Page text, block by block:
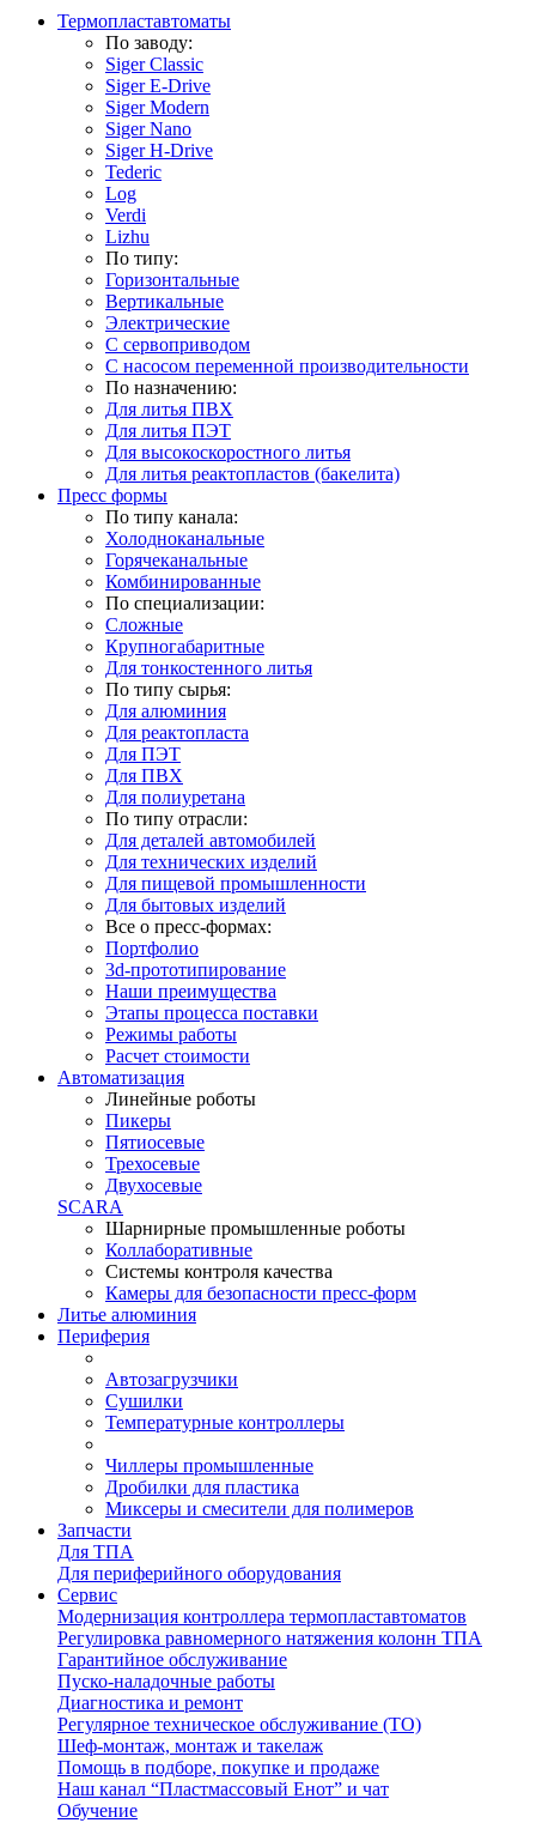
Термопластавтоматы
По заводу:
Siger Classic
Siger E-Drive
Siger Modern
Siger Nano
Siger H-Drive
Tederic
Log
Verdi
Lizhu
По типу:
Горизонтальные
Вертикальные
Электрические
С сервоприводом
С насосом переменной производительности
По назначению:
Для литья ПВХ
Для литья ПЭТ
Для высокоскоростного литья
Для литья реактопластов (бакелита)
Пресс формы
По типу канала:
Холодноканальные
Горячеканальные
Комбинированные
По специализации:
Сложные
Крупногабаритные
Для тонкостенного литья
По типу сырья:
Для алюминия
Для реактопласта
Для ПЭТ
Для ПВХ
Для полиуретана
По типу отрасли:
Для деталей автомобилей
Для технических изделий
Для пищевой промышленности
Для бытовых изделий
Все о пресс-формах:
Портфолио
3d-прототипирование
Наши преимущества
Этапы процесса поставки
Режимы работы
Расчет стоимости
Автоматизация
Линейные роботы
Пикеры
Пятиосевые
Трехосевые
Двухосевые
SCARA
Шарнирные промышленные роботы
Коллаборативные
Системы контроля качества
Камеры для безопасности пресс-форм
Литье алюминия
Периферия
Автозагрузчики
Сушилки
Температурные контроллеры
Чиллеры промышленные
Дробилки для пластика
Миксеры и смесители для полимеров
Запчасти
Для ТПА
Для периферийного оборудования
Сервис
Модернизация контроллера термопластавтоматов
Регулировка равномерного натяжения колонн ТПА
Гарантийное обслуживание
Пуско-наладочные работы
Диагностика и ремонт
Регулярное техническое обслуживание (ТО)
Шеф-монтаж, монтаж и такелаж
Помощь в подборе, покупке и продаже
Наш канал “Пластмассовый Енот” и чат
Обучение